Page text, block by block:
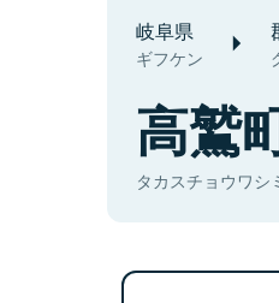
岐阜県
ギフケン
高鷲
タカスチョウワシ